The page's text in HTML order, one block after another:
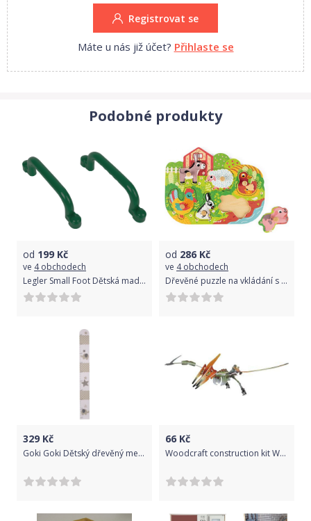
třeba součástky, u kterých je to uvedeno v návodu (zejména osy),
promazat voskem z obyčejné svíčky, aby byla rotace prováděna s
minimálním třením.
Vhodné pro stavitele ve věku od 14 let.
Registrovat se
Máte u nás již účet? Přihlaste se
Podobné produkty
od 199 Kč
ve 4 obchodech
Legler Small Foot Dětská madla modrá
od 286 Kč
ve 4 obchodech
Dřevěné puzzle na vkládání s úchytkou Zvířata na farmě Janod od 1 roku
329 Kč
Goki Goki Dětský dřevěný metr - Sloník
66 Kč
Woodcraft construction kit Woodcraft Dřevěné 3D puzzle Pteranodon